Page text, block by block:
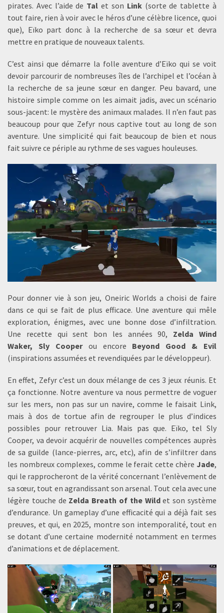
pirates. Avec l’aide de Talet son Link(sorte de tablette à
tout faire, rien à voir avec le héros d’une célèbre licence, quoi
que), Eïko part donc à la recherche de sa sœur et devra
mettre en pratique de nouveaux talents.
C’est ainsi que démarre la folle aventure d’Eïko qui se voit
devoir parcourir de nombreuses îles de l’archipel et l’océan à
la recherche de sa jeune sœur en danger. Peu bavard, une
histoire simple comme on les aimait jadis, avec un scénario
sous-jacent: le mystère des animaux malades. Il n’en faut pas
beaucoup pour que Zefyr nous captive tout au long de son
aventure. Une simplicité qui fait beaucoup de bien et nous
fait suivre ce périple au rythme de ses vagues houleuses.
Pour donner vie à son jeu, Oneiric Worlds a choisi de faire
dans ce qui se fait de plus efficace. Une aventure qui mêle
exploration, énigmes, avec une bonne dose d’infiltration.
Une recette qui sent bon les années 90, Zelda Wind
Waker, Sly Cooperou encore Beyond Good & Evil
(inspirations assumées et revendiquées par le développeur).
En effet, Zefyr c’est un doux mélange de ces 3 jeux réunis. Et
ça fonctionne. Notre aventure va nous permettre de voguer
sur les mers, non pas sur un navire, comme le faisait Link,
mais à dos de tortue afin de regrouper le plus d’indices
possibles pour retrouver Lia. Mais pas que. Eïko, tel Sly
Cooper, va devoir acquérir de nouvelles compétences auprès
de sa guilde (lance-pierres, arc, etc), afin de s’infiltrer dans
les nombreux complexes, comme le ferait cette chère Jade,
qui le rapprocheront de la vérité concernant l’enlèvement de
sa sœur, tout en agrandissant son arsenal. Tout cela avec une
légère touche de Zelda Breath of the Wildet son système
d’endurance. Un gameplay d’une efficacité qui a déjà fait ses
preuves, et qui, en 2025, montre son intemporalité, tout en
se dotant d’une certaine modernité notamment en termes
d’animations et de déplacement.